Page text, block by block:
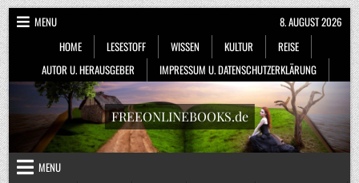
Skip
to
content
MENU
HOME
LESESTOFF WISSEN KULTUR
REISE
AUTOR U. HERAUSGEBER
IMPRESSUM U. DATENSCHUTZERKLÄRUNG
8. AUGUST 2026
FREEONLINEBOOKS.de
MENU